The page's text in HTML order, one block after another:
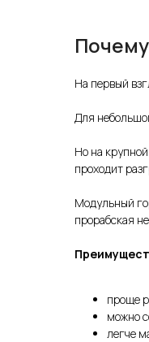
На первый
Для
Но на
проходит
Модульный
прорабская
проще
можно
легче